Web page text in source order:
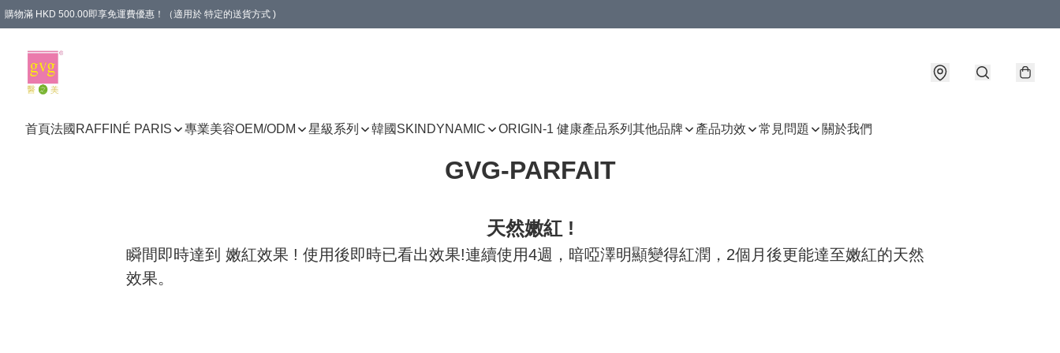
購物滿 HKD 500.00即享免運費優惠！（適用於 特定的送貨方式 )
首頁法國RAFFINÉ PARIS 專業美容OEM/ODM 星級系列 韓國SKINDYNAMIC ORIGIN-1 健康產品系列 其他品牌 產品功效 常見問題 關於我們
GVG-PARFAIT
天然嫩紅 !
瞬間即時達到 嫩紅效果 ! 使用後即時已看出效果!連續使用4週，暗啞澤明顯變得紅潤，2個月後更能達至嫩紅的天然
效果。